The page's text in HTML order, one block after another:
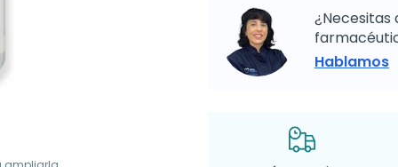
¿Necesitas
Hablamos